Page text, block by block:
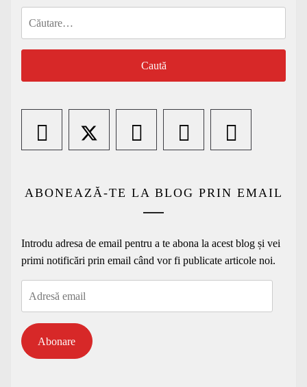
ABONEAZĂ-TE LA BLOG PRIN EMAIL
Introdu adresa de email pentru a te abona la acest blog și vei
primi notificări prin email când vor fi publicate articole noi.
Abonare